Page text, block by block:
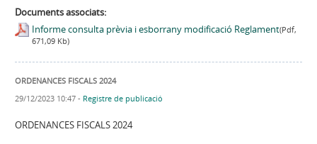
Documents associats:
Informe consulta prèvia i esborrany modificació Reglament(Pdf,
671,09 Kb)
ORDENANCES FISCALS 2024
29/12/2023 10:47- Registre de publicació
ORDENANCES FISCALS 2024